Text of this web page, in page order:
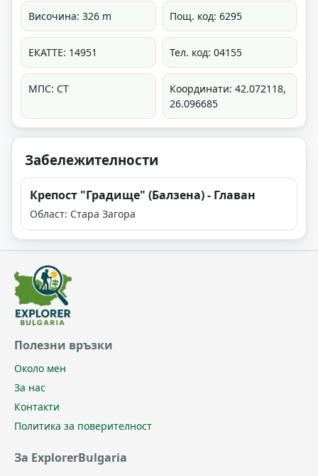
Височина: 326 m Пощ. код: 6295
ЕКАТТЕ: 14951 Тел. код: 04155
МПС: СТ
Координати: 42.072118,
26.096685
Забележителности
Крепост "Градище" (Балзена) - Главан
Област: Стара Загора
Полезни връзки
Около мен
За нас
Контакти
Политика за поверителност
За ExplorerBulgaria